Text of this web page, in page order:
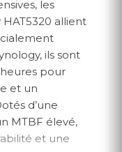
les
HAT5320 allient
ils sont
pour
et un
d’une
MTBF élevé,
et une